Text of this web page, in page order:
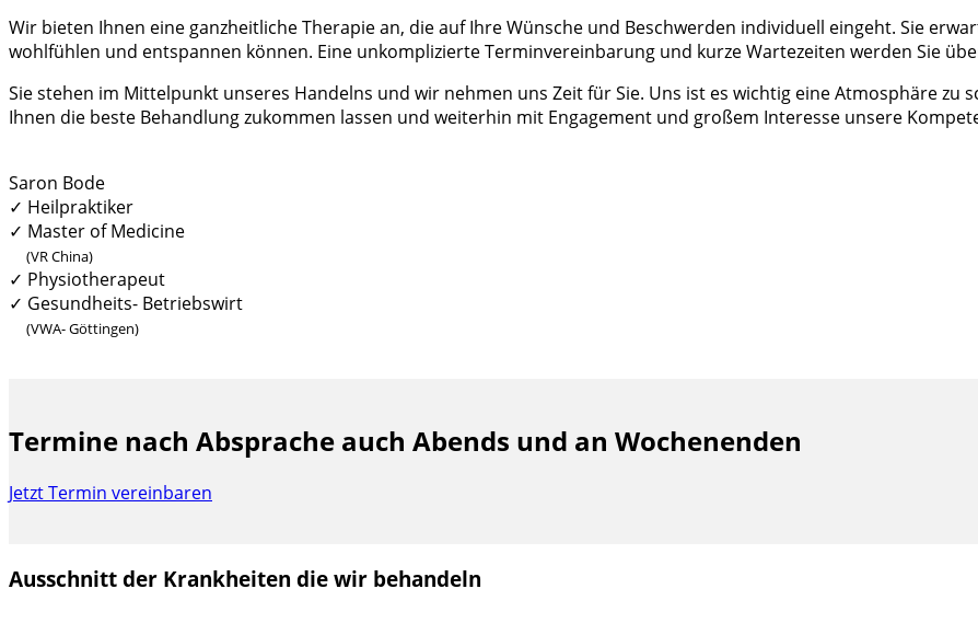
Wir bieten Ihnen eine ganzheitliche Therapie an, die auf Ihre Wünsche und Beschwerden individuell eingeht. Sie
wohlfühlen und entspannen können. Eine unkomplizierte Terminvereinbarung und kurze Wartezeiten werden Sie
Sie stehen im Mittelpunkt unseres Handelns und wir nehmen uns Zeit für Sie. Uns ist es wichtig eine Atmosphäre zu
Ihnen die beste Behandlung zukommen lassen und weiterhin mit Engagement und großem Interesse unsere
Saron Bode
✓ Heilpraktiker
✓ Master of Medicine
(VR China)
✓ Physiotherapeut
✓ Gesundheits- Betriebswirt
(VWA- Göttingen)
Termine nach Absprache auch Abends und an Wochenenden
Jetzt Termin vereinbaren
Ausschnitt der Krankheiten die wir behandeln